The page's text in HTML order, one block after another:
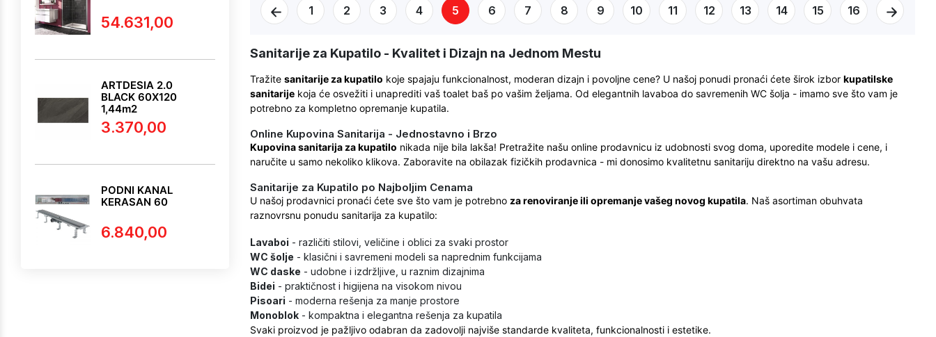
54.631,00
ARTDESIA 2.0
BLACK 60X120
1,44m2
3.370,00
PODNI KANAL
KERASAN 60
6.840,00
1 2 3 4 5 6 7 8 9 10 11 12 13 14 15 16
Sanitarije za Kupatilo - Kvalitet i Dizajn na Jednom Mestu
Tražite sanitarije za kupatilo koje spajaju funkcionalnost, moderan dizajn i povoljne cene? U našoj ponudi pronaći ćete širok izbor kupatilske
sanitarijekoja će osvežiti i unaprediti vaš toalet baš po vašim željama. Od elegantnih lavaboa do savremenih WC šolja - imamo sve što vam je
potrebno za kompletno opremanje kupatila.
Online Kupovina Sanitarija - Jednostavno i Brzo
Kupovina sanitarija za kupatilo nikada nije bila lakša! Pretražite našu online prodavnicu iz udobnosti svog doma, uporedite modele i cene, i
naručite u samo nekoliko klikova. Zaboravite na obilazak fizičkih prodavnica - mi donosimo kvalitetnu sanitariju direktno na vašu adresu.
Sanitarije za Kupatilo po Najboljim Cenama
U našoj prodavnici pronaći ćete sve što vam je potrebno za renoviranje ili opremanje vašeg novog kupatila. Naš asortiman obuhvata
raznovrsnu ponudu sanitarija za kupatilo:
Lavaboi - različiti stilovi, veličine i oblici za svaki prostor
WC šolje - klasični i savremeni modeli sa naprednim funkcijama
WC daske - udobne i izdržljive, u raznim dizajnima
Bidei - praktičnost i higijena na visokom nivou
Pisoari - moderna rešenja za manje prostore
Monoblok- kompaktna i elegantna rešenja za kupatila
Svaki proizvod je pažljivo odabran da zadovolji najviše standarde kvaliteta, funkcionalnosti i estetike.